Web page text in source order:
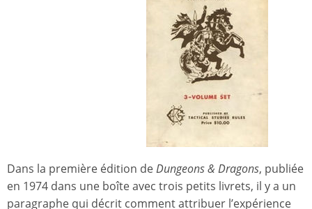
Dans la première édition deDungeons & Dragons, publiée
en 1974 dans une boîte avec trois petits livrets, il y a un
paragraphe qui décrit comment attribuer l’expérience